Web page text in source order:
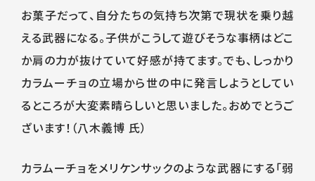
お菓子だって、自分たちの気持ち次第で現状を乗り越
える武器になる。子供がこうして遊びそうな事柄はどこ
か肩の力が抜けていて好感が持てます。でも、しっかり
カラムーチョの立場から世の中に発言しようとしてい
るところが大変素晴らしいと思いました。おめでとうご
ざいます！（八木義博 氏）
カラムーチョをメリケンサックのような武器にする「弱